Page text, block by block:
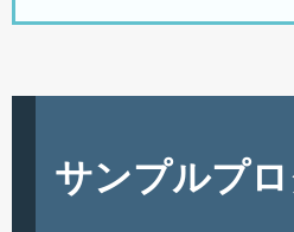
サンプルプ